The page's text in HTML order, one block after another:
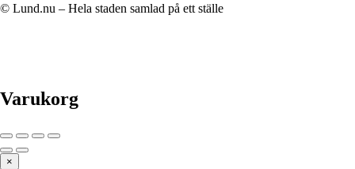
© Lund.nu – Hela staden samlad på ett ställe
Varukorg
×